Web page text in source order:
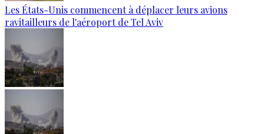
Les États-Unis commencent à déplacer leurs avions
ravitailleurs de l'aéroport de Tel Aviv